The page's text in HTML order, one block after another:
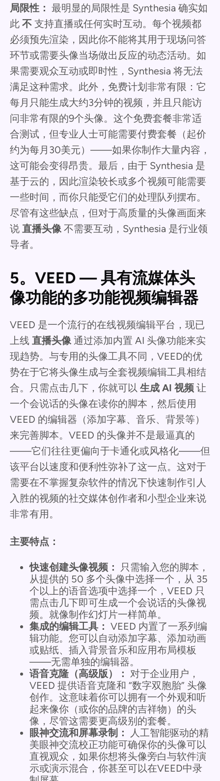
局限性： 最明显的局限性是 Synthesia 确实如
此 不 支持直播或任何实时互动。每个视频都
必须预先渲染，因此你不能将其用于现场问答
环节或需要头像当场做出反应的动态活动。如
果需要观众互动或即时性，Synthesia 将无法
满足这种需求。此外，免费计划非常有限：它
每月只能生成大约3分钟的视频，并且只能访
问非常有限的9个头像。这个免费套餐非常适
合测试，但专业人士可能需要付费套餐（起价
约为每月30美元）——如果你制作大量内容，
这可能会变得昂贵。最后，由于 Synthesia 是
基于云的，因此渲染较长或多个视频可能需要
一些时间，而你只能受它们的处理队列摆布。
尽管有这些缺点，但对于高质量的头像画面来
说 直播头像 不需要互动，Synthesia 是行业领
导者。
5。VEED — 具有流媒体头
像功能的多功能视频编辑器
VEED 是一个流行的在线视频编辑平台，现已
上线 直播头像通过添加内置 AI 头像功能来实
现趋势。与专用的头像工具不同，VEED的优
势在于它将头像生成与全套视频编辑工具相结
合。只需点击几下，你就可以 生成 AI 视频 让
一个会说话的头像在读你的脚本，然后使用
VEED 的编辑器（添加字幕、音乐、背景等）
来完善脚本。VEED 的头像并不是最逼真的
——它们往往更偏向于卡通化或风格化——但
该平台以速度和便利性弥补了这一点。这对于
需要在不掌握复杂软件的情况下快速制作引人
入胜的视频的社交媒体创作者和小型企业来说
非常有用。
主要特点：
快速创建头像视频：
只需输入您的脚本，
从提供的 50 多个头像中选择一个，从 35
个以上的语音选项中选择一个，VEED 只
需点击几下即可生成一个会说话的头像视
频。就像制作幻灯片一样简单。
集成的编辑工具： VEED 内置了一系列编
辑功能。您可以自动添加字幕、添加动画
或贴纸、插入背景音乐和应用布局模板
——无需单独的编辑器。
语音克隆（高级版）： 对于企业用户，
VEED 提供语音克隆和 “数字双胞胎” 头像
创作。这意味着你可以拥有一个外观和听
起来像你（或你的品牌的吉祥物）的头
像，尽管这需要更高级别的套餐。
眼神交流和屏幕录制：
人工智能驱动的精
美眼神交流校正功能可确保你的头像可以
直视观众，如果你想将头像旁白与软件演
示或演示混合，你甚至可以在VEED中录